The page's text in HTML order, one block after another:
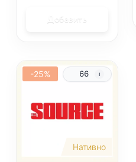
Добавить
Нативно
-25% 66